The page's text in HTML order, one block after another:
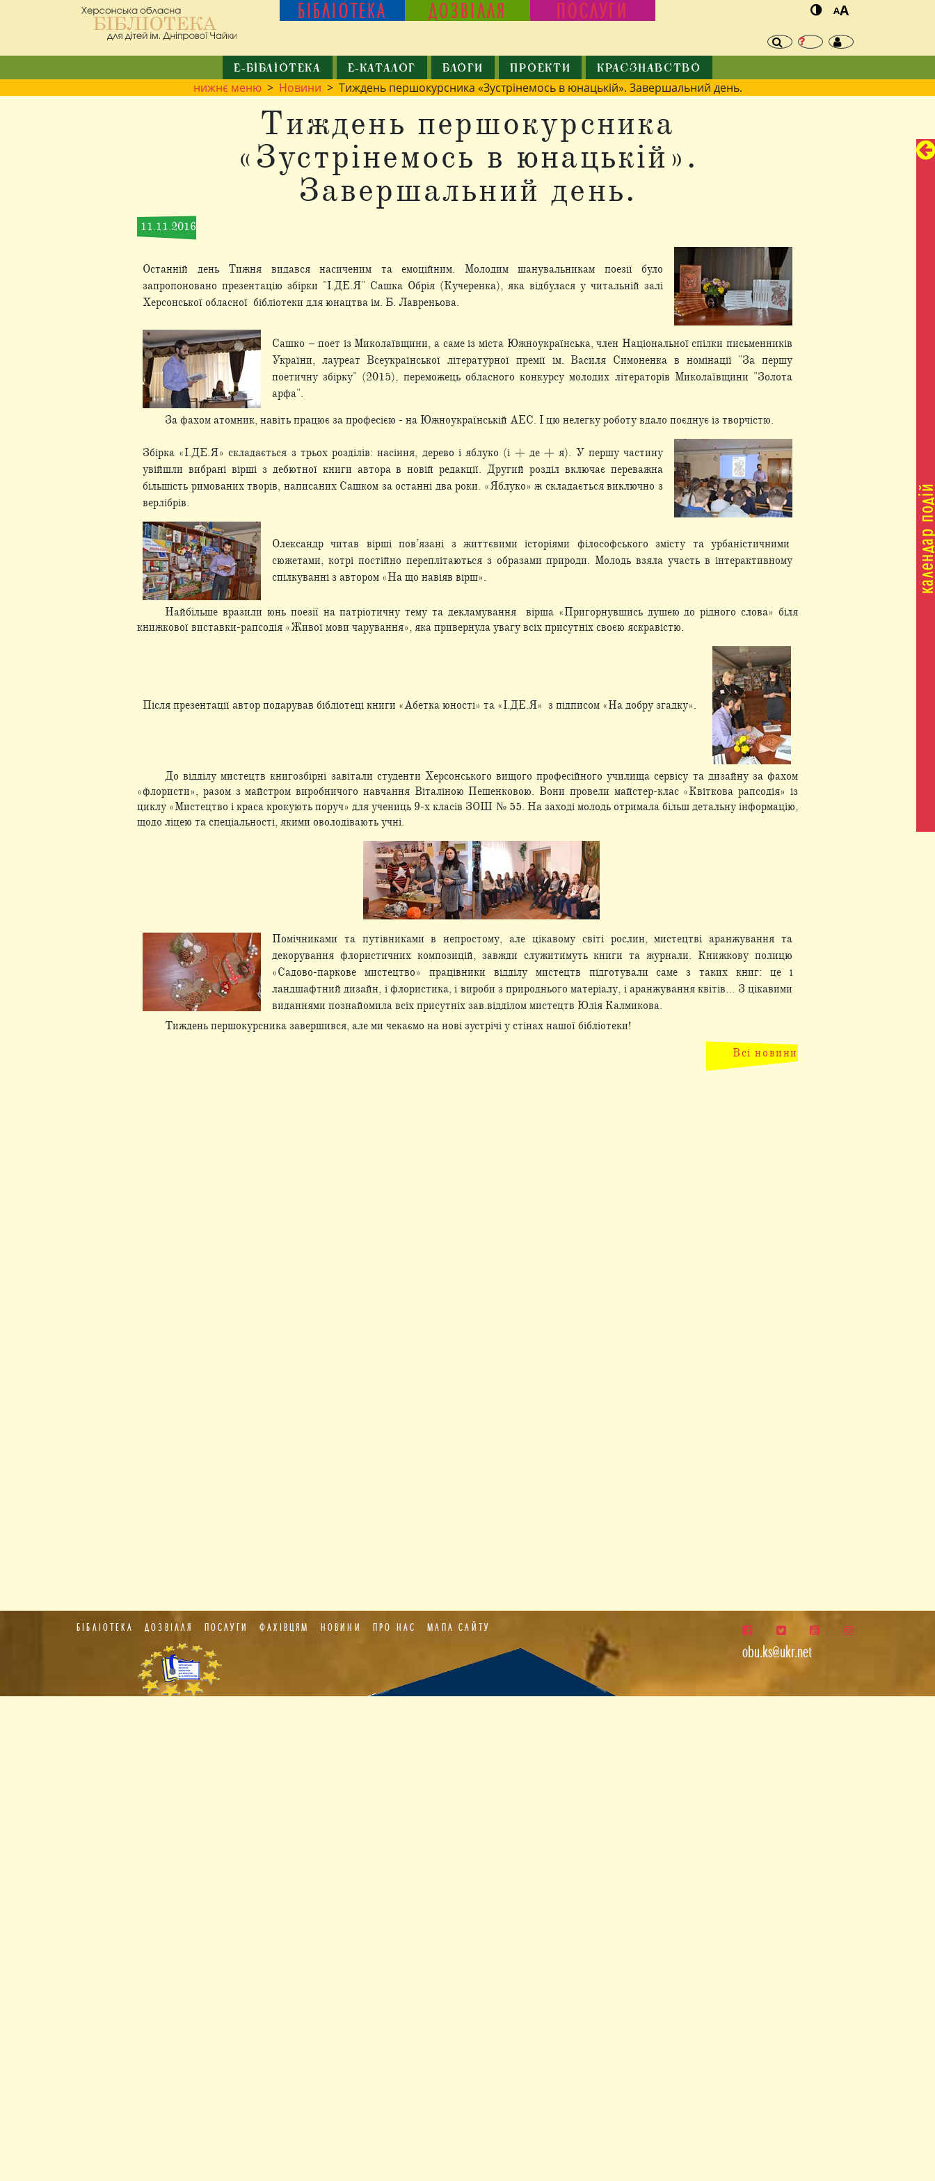
БІБЛІОТЕКА ДОЗВІЛЛЯ ПОСЛУГИ AA
Е-БІБЛІОТЕКА Е-КАТАЛОГ БЛОГИ ПРОЕКТИ КРАЄЗНАВСТВО
нижнє меню> Новини > Тиждень першокурсника «Зустрінемось в юнацькій». Завершальний день.
Тиждень першокурсника
«Зустрінемось в юнацькій».
Завершальний день.
11.11.2016
Останній день Тижня видався насиченим та емоційним. Молодим шанувальникам поезії було
запропоновано презентацію збірки "І.ДЕ.Я" Сашка Обрія (Кучеренка), яка відбулася у читальній залі
Херсонської обласної бібліотеки для юнацтва ім. Б. Лавреньова.
Сашко – поет із Миколаївщини, а саме із міста Южноукраїнська, член Національної спілки письменників
України, лауреат Всеукраїнської лiтературної премії ім. Василя Симоненка в номінації "За першу
поетичну збірку" (2015), переможець обласного конкурсу молодих літераторів Миколаївщини "Золота
арфа".
За фахом атомник, навіть працює за професією - на Южноукраїнській АЕС. І цю нелегку роботу вдало поєднує із творчістю.
Збірка «І.ДЕ.Я» складається з трьох розділів: насіння, дерево і яблуко (і + де + я). У першу частину
увійшли вибрані вірші з дебютної книги автора в новій редакції. Другий розділ включає переважна
більшість римованих творів, написаних Сашком за останні два роки. «Яблуко» ж складається виключно з
верлібрів.
Олександр читав вірші пов’язані з життєвими історіями філософського змісту та урбаністичними
сюжетами, котрі постійно переплітаються з образами природи. Молодь взяла участь в інтерактивному
спілкуванні з автором «На що навіяв вірш».
Найбільше вразили юнь поезії на патріотичну тему та декламування вірша «Пригорнувшись душею до рідного слова» біля
книжкової виставки-рапсодія «Живої мови чарування», яка привернула увагу всіх присутніх своєю яскравістю.
Після презентації автор подарував бібліотеці книги «Абетка юності» та «І.ДЕ.Я» з підписом «На добру згадку».
До відділу мистецтв книгозбірні завітали студенти Херсонського вищого професійного училища сервісу та дизайну за фахом
«флористи», разом з майстром виробничого навчання Віталіною Пешенковою. Вони провели майстер-клас «Квіткова рапсодія» із
циклу «Мистецтво і краса крокують поруч» для учениць 9-х класів ЗОШ № 55. На заході молодь отримала більш детальну інформацію,
щодо ліцею та спеціальності, якими оволодівають учні.
Помічниками та путівниками в непростому, але цікавому світі рослин, мистецтві аранжування та
декорування флористичних композицій, завжди служитимуть книги та журнали. Книжкову полицю
«Садово-паркове мистецтво» працівники відділу мистецтв підготували саме з таких книг: це і
ландшафтний дизайн, і флористика, і вироби з природнього матеріалу, і аранжування квітів… З цікавими
виданнями познайомила всіх присутніх зав.відділом мистецтв Юлія Калмикова.
Тиждень першокурсника завершився, але ми чекаємо на нові зустрічі у стінах нашої бібліотеки!
Всі новини
БІБЛІОТЕКА ДОЗВІЛЛЯ ПОСЛУГИ ФАХІВЦЯМ НОВИНИ ПРО НАС МАПА САЙТУ
obu.ks@ukr.net